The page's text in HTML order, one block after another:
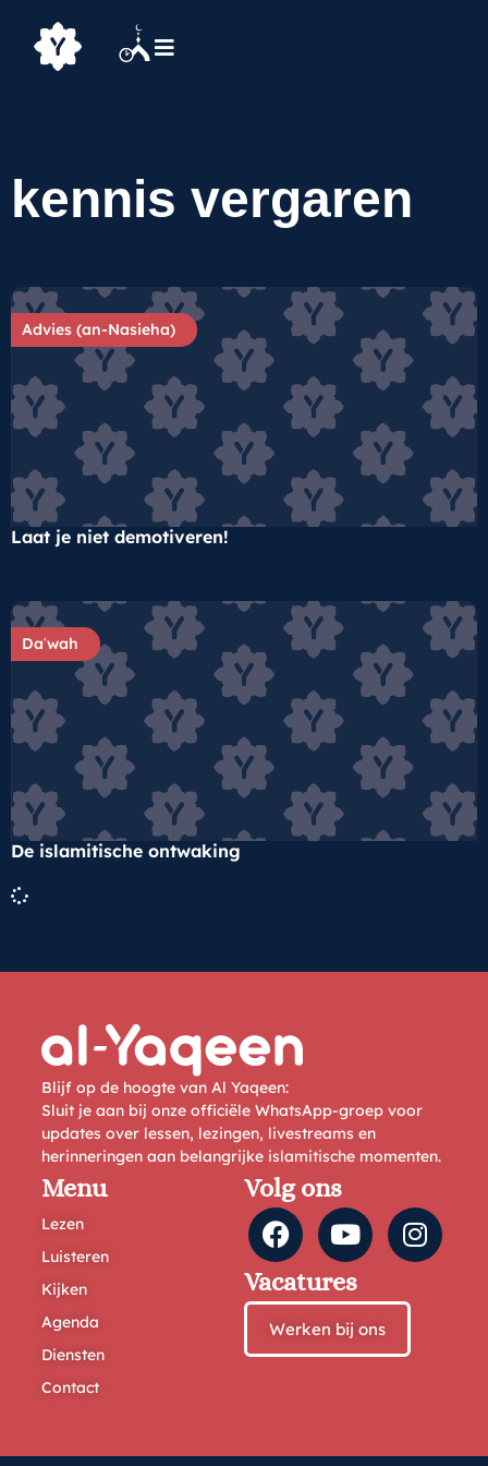
kennis vergaren
Advies (an-Nasieha)
Laat je niet demotiveren!
Daʿwah
De islamitische ontwaking
Blijf op de hoogte van Al Yaqeen:
Sluit je aan bij onze officiële WhatsApp-groep voor
updates over lessen, lezingen, livestreams en
herinneringen aan belangrijke islamitische momenten.
Menu
Lezen
Luisteren
Kijken
Agenda
Diensten
Contact
Volg ons
Vacatures
Werken bij ons